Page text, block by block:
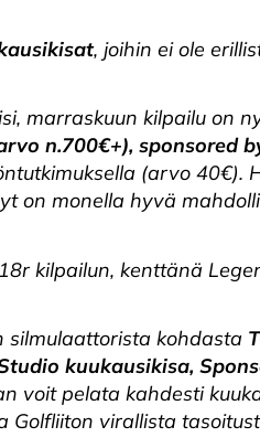
, joihin ei ole
marraskuun kilpailu on
n.700€+), sponsored
(arvo 40€).
on monella hyvä
kilpailun, kenttänä
silmulaattorista kohdasta
kuukausikisa,
voit pelata kahdesti
Golfliiton virallista